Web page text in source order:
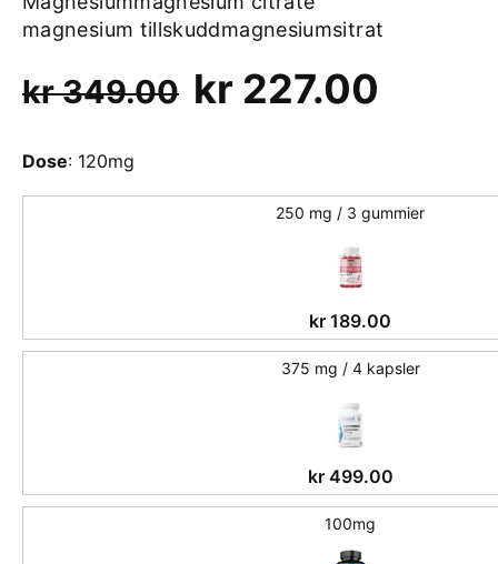
magnesium tillskuddmagnesiumsitrat
kr349.00 Opprinnelig
kr 349.00.
kr 227.00
kr
Dose: 120mg
250 mg / 3 gummier
kr 189.00
375 mg / 4 kapsler
kr499.00
100mg